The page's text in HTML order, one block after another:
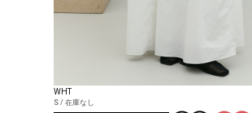
WHT
S / 在庫なし